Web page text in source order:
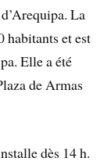
La
habitants et est
Elle a été
de Armas
dès 14 h.